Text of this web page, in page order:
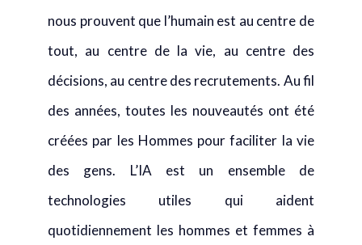
nous prouvent que l’humain est au centre de
tout, au centre de la vie, au centre des
décisions, au centre des recrutements. Au fil
des années, toutes les nouveautés ont été
créées par les Hommes pour faciliter la vie
des gens. L’IA est un ensemble de
technologies utiles qui aident
quotidiennement les hommes et femmes à